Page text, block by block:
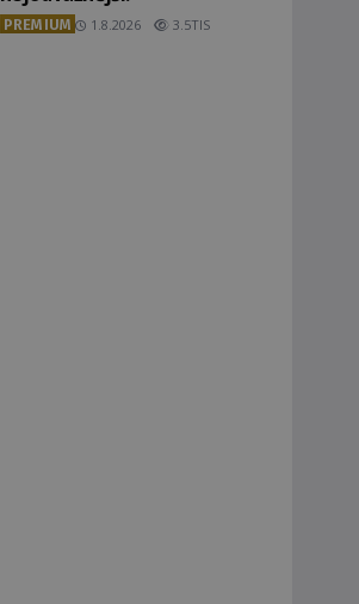
PREMIUM 1.8.2026 3.5TIS